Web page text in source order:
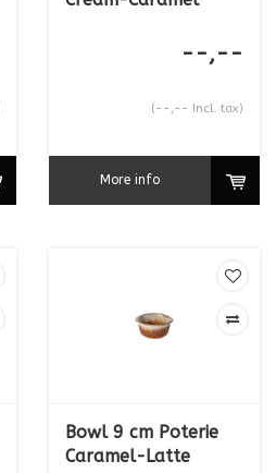
--,--
(--,-- Incl. tax)
More info
Bowl 9 cm Poterie
Caramel-Latte